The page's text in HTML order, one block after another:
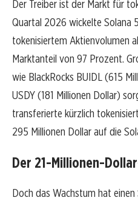
Der Treiber ist der Markt für
Quartal 2026 wickelte Solana
tokenisiertem Aktienvolumen
Marktanteil von 97 Prozent.
wie BlackRocks BUIDL (615
USDY (181 Millionen Dollar)
transferierte kürzlich
295 Millionen Dollar auf die
Der 21-Millionen-
Doch das Wachstum hat